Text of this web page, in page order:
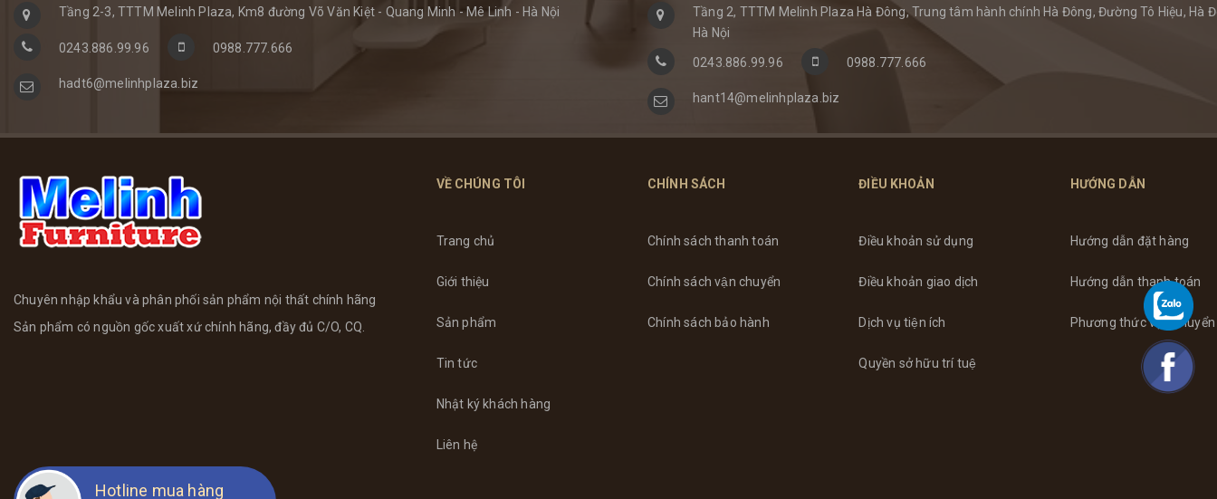
Tầng 2-3, TTTM Melinh Plaza, Km8 đường Võ Văn Kiệt - Quang Minh - Mê Linh - Hà Nội
0243.886.99.96 0988.777.666
hadt6@melinhplaza.biz
Tầng 2, TTTM Melinh Plaza Hà Đông, Trung tâm hành chính Hà Đông, Đường Tô Hiệu, Hà
Hà Nội
0243.886.99.96 0988.777.666
hant14@melinhplaza.biz
Chuyên nhập khẩu và phân phối sản phẩm nội thất chính hãng
Sản phẩm có nguồn gốc xuất xứ chính hãng, đầy đủ C/O, CQ.
VỀ CHÚNG TÔI
Trang chủ
Giới thiệu
Sản phẩm
Tin tức
Nhật ký khách hàng
Liên hệ
CHÍNH SÁCH
Chính sách thanh toán
Chính sách vận chuyển
Chính sách bảo hành
ĐIỀU KHOẢN
Điều khoản sử dụng
Điều khoản giao dịch
Dịch vụ tiện ích
Quyền sở hữu trí tuệ
HƯỚNG DẪN
Hướng dẫn đặt hàng
Hướng dẫn thanh toán
Phương thức vận chuyển
Hotline mua hàng